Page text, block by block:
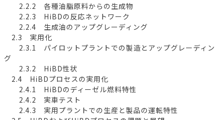
2.2.2 各種油脂原料からの生成物
2.2.3 HiBDの反応ネットワーク
2.2.4 生成油のアップグレーディング
2.3 実用化
2.3.1 パイロットプラントでの製造とアップグレーディン
グ
2.3.2 HiBD性状
2.4 HiBDプロセスの実用化
2.4.1 HiBDのディーゼル燃料特性
2.4.2 実車テスト
2.4.3 実用プラントでの生産と製品の運転特性